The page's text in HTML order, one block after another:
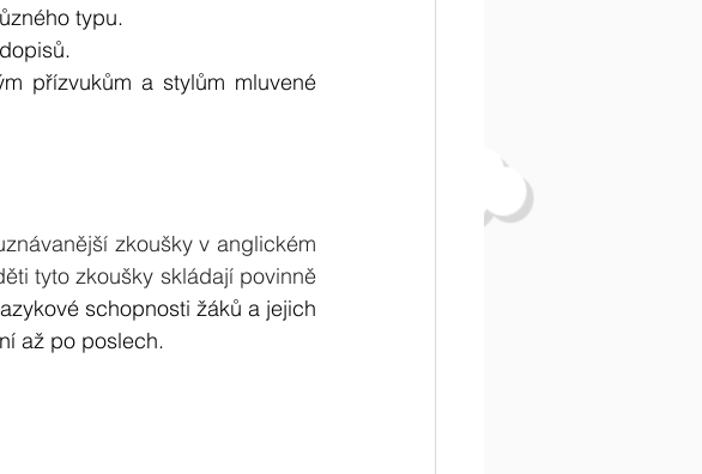
typu.
přízvukům a stylům mluvené
zkoušky v anglickém
tyto zkoušky skládají povinně
schopnosti žáků a jejich
až po poslech.